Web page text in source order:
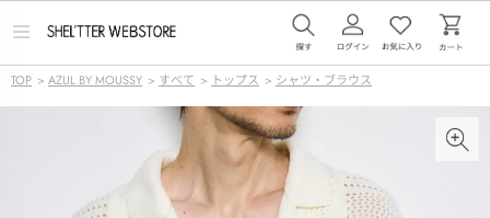
メ
ー
を
TOP > AZUL BY MOUSSY > すべて > トップス > シャツ・ブラウス